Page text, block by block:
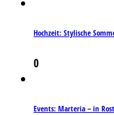
Hochzeit: Stylische
0
Events: Marteria – in